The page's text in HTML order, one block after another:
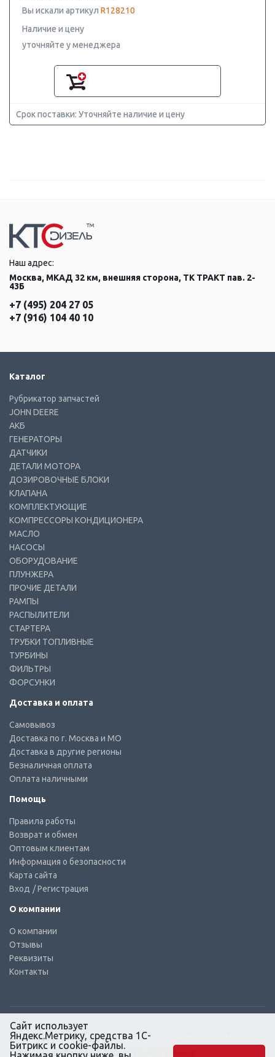
Вы искали артикул R128210
Наличие и цену
уточняйте у менеджера
Срок поставки: Уточняйте наличие и цену
Наш адрес:
Москва, МКАД 32 км, внешняя сторона, ТК ТРАКТ пав. 2-
43Б
+7 (495) 204 27 05
+7 (916) 104 40 10
Каталог
Рубрикатор запчастей
JOHN DEERE
АКБ
ГЕНЕРАТОРЫ
ДАТЧИКИ
ДЕТАЛИ МОТОРА
ДОЗИРОВОЧНЫЕ БЛОКИ
КЛАПАНА
КОМПЛЕКТУЮЩИЕ
КОМПРЕССОРЫ КОНДИЦИОНЕРА
МАСЛО
НАСОСЫ
ОБОРУДОВАНИЕ
ПЛУНЖЕРА
ПРОЧИЕ ДЕТАЛИ
РАМПЫ
РАСПЫЛИТЕЛИ
СТАРТЕРА
ТРУБКИ ТОПЛИВНЫЕ
ТУРБИНЫ
ФИЛЬТРЫ
ФОРСУНКИ
Доставка и оплата
Самовывоз
Доставка по г. Москва и МО
Доставка в другие регионы
Безналичная оплата
Оплата наличными
Помощь
Правила работы
Возврат и обмен
Оптовым клиентам
Информация о безопасности
Карта сайта
Вход / Регистрация
О компании
О компании
Отзывы
Реквизиты
Контакты
© КТС-Дизель – Комплектующие к топливным системам
Все права защищены, 2003 – 2025
Согласие на обработку персональных данных
Сайт использует
Яндекс.Метрику, средства 1С-
Битрикс и cookie-файлы.